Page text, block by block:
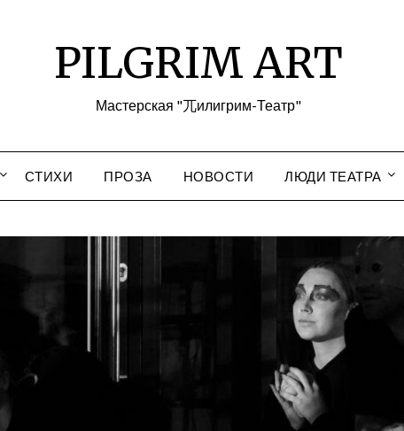
PILGRIM ART
Мастерская "兀илигрим-Театр"
СТИХИ ПРОЗА НОВОСТИ ЛЮДИ ТЕАТРА